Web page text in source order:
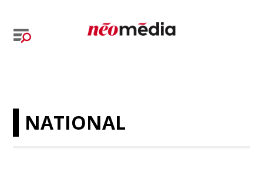
NATIONAL